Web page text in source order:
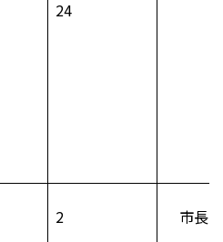
24
2 市長